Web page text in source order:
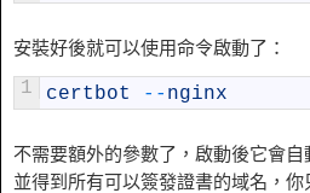
安裝好後就可以使用命令啟動了：
1 certbot -- nginx
不需要額外的參數了，啟動後它會
並得到所有可以簽發證書的域名，